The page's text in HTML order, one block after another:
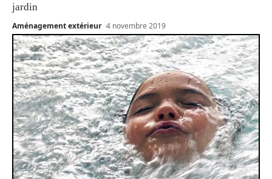
jardin
Aménagement extérieur 4 novembre 2019